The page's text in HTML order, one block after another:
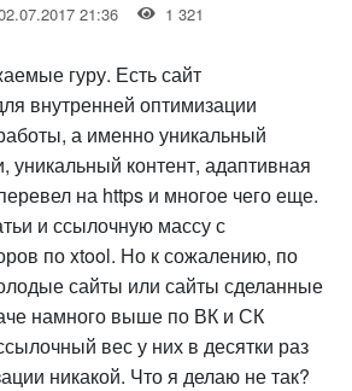
21:36 1 321
гуру. Есть сайт
внутренней оптимизации
а именно уникальный
уникальный контент, адаптивная
на https и многое чего еще.
и ссылочную массу с
по xtool. Но к сожалению, по
сайты или сайты сделанные
намного выше по ВК и СК
вес у них в десятки раз
никакой. Что я делаю не так?